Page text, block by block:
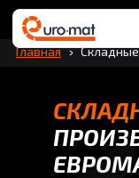
Перейти к
Главная